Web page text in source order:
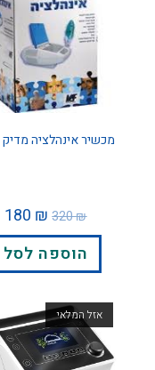
מכשיר אינהלציה
320₪
180 ₪
הוספה לסל
אזל המלאי